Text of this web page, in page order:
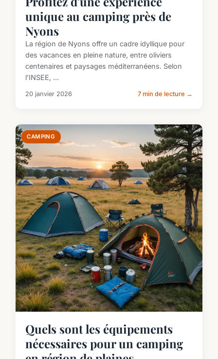
unique au camping près de
Nyons
La région de Nyons offre un cadre idyllique pour
des vacances en pleine nature, entre oliviers
centenaires et paysages méditerranéens. Selon
l'INSEE, ...
20 janvier 2026 7 min de lecture →
CAMPING
Quels sont les équipements
nécessaires pour un camping